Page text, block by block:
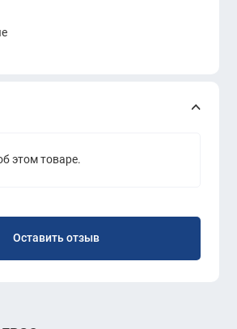
этом товаре.
Оставить отзыв